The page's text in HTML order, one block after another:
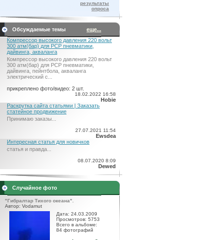
результаты
опроса
Обсуждаемые темы
еще...
Компрессор высокого давления 220 вольт
300 атм(бар) для PCP пневматики,
дайвинга, акваланга
Компрессор высокого давления 220 вольт
300 атм(бар) для PCP пневматики,
дайвинга, пейнтбола, акваланга
электрический c...
прикреплено фото/видео: 2 шт.
18.02.2022 16:58
Hobie
Раскрутка сайта статьями | Заказать
статейное продвижение
Принимаю заказы...
27.07.2021 11:54
Ewsdea
Интересная статья для новичков
статья и правда...
08.07.2020 8:09
Dewed
Случайное фото
"Гибралтар Тихого океана".
Автор: Vodamut
Дата: 24.03.2009
Просмотров: 5753
Всего в альбоме:
84 фотографий